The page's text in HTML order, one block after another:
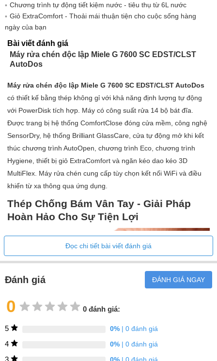
HIỆU SUẤT NĂNG LƯỢNG
Cấp hiệu quả năng lượng (A–G)
Lượng nước tiêu thụ trong chương trình tự động
Lượng nước tiêu thụ trong chương trình ECO
Tiêu thụ năng lượng trong chương trình ECO (kWh)
Tiêu thụ năng lượng trong chương trình ECO
sau 100 lần rửa (kWh)
Giá trị tiêu thụ tính bằng kWh trong chương trình ECO
với kết nối nước nóng
Thời lượng chương trình ECO tính bằng phút
Tiếng ồn phát ra tính bằng dB(A)
Vệ sinh đã được chứng minh
Một nửa tải
TÍNH NĂNG ĐẶC BIỆT
Chương trình rửa tự động tiết kiệm nước
Cảm biến khô
Chế độ rửa thủy tinh
Chương trình tự động tiết kiệm nước - tiêu thụ từ 6L nước
Giỏ ExtraComfort - Thoải mái thuận tiện cho cuộc sống hàng
ngày của bạn
Bài viết đánh giá
Máy rửa chén độc lập Miele G 7600 SC EDST/CLST
AutoDos
Máy rửa chén độc lập Miele G 7600 SC EDST/CLST AutoDos
có thiết kế bằng thép không gỉ với khả năng định lượng tự động
với PowerDisk tích hợp. Máy có công suất rửa 14 bộ bát đĩa.
Được trang bị hệ thống ComfortClose đóng cửa mềm, công nghệ
SensorDry, hệ thống Brilliant GlassCare, cửa tự động mở khi kết
thúc chương trình AutoOpen, chương trình Eco, chương trình
Hygiene, thiết bị giỏ ExtraComfort và ngăn kéo dao kéo 3D
MultiFlex. Máy rửa chén cung cấp tùy chọn kết nối WiFi và điều
khiển từ xa thông qua ứng dụng.
Thép Chống Bám Vân Tay - Giải Pháp
Hoàn Hảo Cho Sự Tiện Lợi
Đọc chi tiết bài viết đánh giá
Đánh giá ĐÁNH GIÁ NGAY
0 0 đánh giá:
5 0%| 0 đánh giá
4 0%| 0 đánh giá